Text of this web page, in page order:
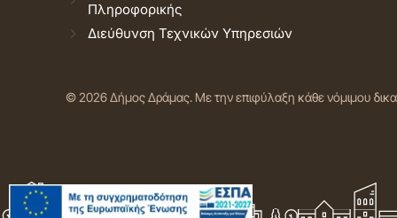
Πληροφορικής
Διεύθυνση Τεχνικών Υπηρεσιών
© 2026 Δήμος Δράμας. Με την επιφύλαξη κάθε νόμιμου